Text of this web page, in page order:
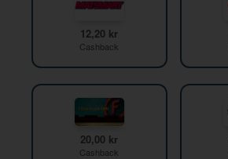
12,20 kr
Cashback
20,00 kr
Cashback